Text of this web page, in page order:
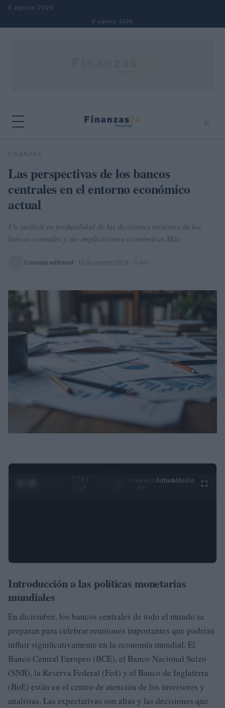
Saltar al contenido
6 agosto 2026
6 agosto 2026
⌕
Buscar
FINANZAS
Las perspectivas de los bancos
centrales en el entorno económico
actual
Un análisis en profundidad de las decisiones recientes de los
bancos centrales y sus implicaciones económicas Más
Consejo editorial 12 diciembre 2024 · 3 min
0:29 /
4:27
Ad hubMedia
Introducción a las políticas monetarias
mundiales
En diciembre, los bancos centrales de todo el mundo se
preparan para celebrar reuniones importantes que podrían
influir significativamente en la economía mundial. El
Banco Central Europeo (BCE), el Banco Nacional Suizo
(SNB), la Reserva Federal (Fed) y el Banco de Inglaterra
(BoE) están en el centro de atención de los inversores y
analistas. Las expectativas son altas y las decisiones que